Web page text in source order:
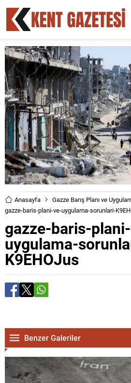
Anasayfa
Gazze Barış Planı ve
gazze-baris-plani-ve-uygulama-sorunlari-
gazze-baris-
uygulama-
K9EHOJus
Benzer Galeriler